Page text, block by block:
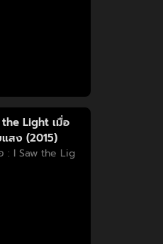
Light เมื่อ
สง (2015)
: I Saw the Lig